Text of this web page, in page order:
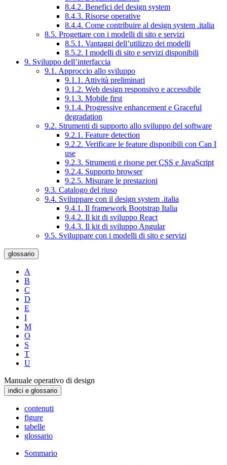
8.4.2. Benefici del design system
8.4.3. Risorse operative
8.4.4. Come contribuire al design system .italia
8.5. Progettare con i modelli di sito e servizi
8.5.1. Vantaggi dell’utilizzo dei modelli
8.5.2. I modelli di sito e servizi disponibili
9. Sviluppo dell’interfaccia
9.1. Approccio allo sviluppo
9.1.1. Attività preliminari
9.1.2. Web design responsivo e accessibile
9.1.3. Mobile first
9.1.4. Progressive enhancement e Graceful
degradation
9.2. Strumenti di supporto allo sviluppo del software
9.2.1. Feature detection
9.2.2. Verificare le feature disponibili con Can I
use
9.2.3. Strumenti e risorse per CSS e JavaScript
9.2.4. Supporto browser
9.2.5. Misurare le prestazioni
9.3. Catalogo del riuso
9.4. Sviluppare con il design system .italia
9.4.1. Il framework Bootstrap Italia
9.4.2. Il kit di sviluppo React
9.4.3. Il kit di sviluppo Angular
9.5. Sviluppare con i modelli di sito e servizi
glossario
A
B
C
D
E
I
M
O
S
T
U
Manuale operativo di design
indici e glossario
contenuti
figure
tabelle
glossario
Sommario